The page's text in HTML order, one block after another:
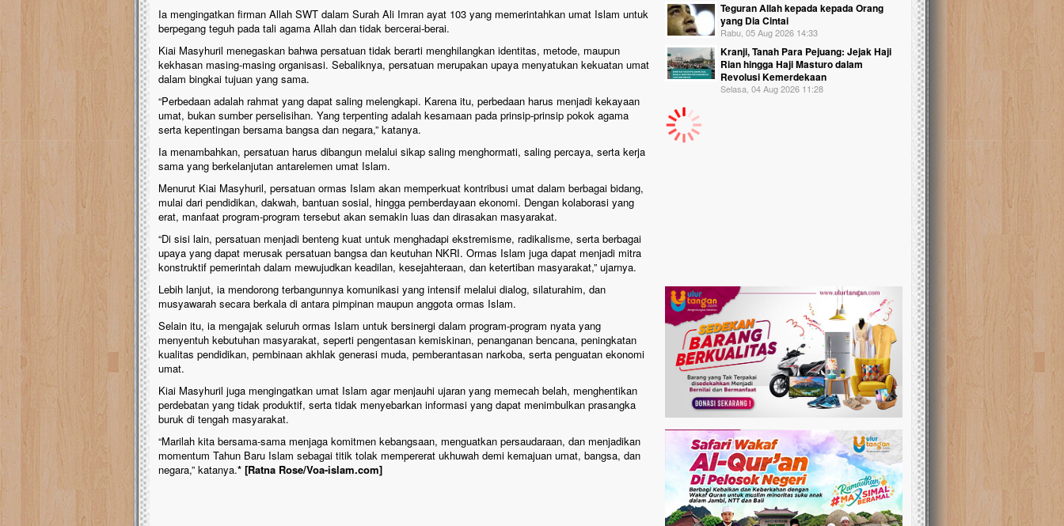
Ia mengingatkan firman Allah SWT dalam Surah Ali Imran ayat 103 yang memerintahkan umat Islam untuk
berpegang teguh pada tali agama Allah dan tidak bercerai-berai.
Kiai Masyhuril menegaskan bahwa persatuan tidak berarti menghilangkan identitas, metode, maupun
kekhasan masing-masing organisasi. Sebaliknya, persatuan merupakan upaya menyatukan kekuatan umat
dalam bingkai tujuan yang sama.
“Perbedaan adalah rahmat yang dapat saling melengkapi. Karena itu, perbedaan harus menjadi kekayaan
umat, bukan sumber perselisihan. Yang terpenting adalah kesamaan pada prinsip-prinsip pokok agama
serta kepentingan bersama bangsa dan negara,” katanya.
Ia menambahkan, persatuan harus dibangun melalui sikap saling menghormati, saling percaya, serta kerja
sama yang berkelanjutan antarelemen umat Islam.
Menurut Kiai Masyhuril, persatuan ormas Islam akan memperkuat kontribusi umat dalam berbagai bidang,
mulai dari pendidikan, dakwah, bantuan sosial, hingga pemberdayaan ekonomi. Dengan kolaborasi yang
erat, manfaat program-program tersebut akan semakin luas dan dirasakan masyarakat.
“Di sisi lain, persatuan menjadi benteng kuat untuk menghadapi ekstremisme, radikalisme, serta berbagai
upaya yang dapat merusak persatuan bangsa dan keutuhan NKRI. Ormas Islam juga dapat menjadi mitra
konstruktif pemerintah dalam mewujudkan keadilan, kesejahteraan, dan ketertiban masyarakat,” ujarnya.
Lebih lanjut, ia mendorong terbangunnya komunikasi yang intensif melalui dialog, silaturahim, dan
musyawarah secara berkala di antara pimpinan maupun anggota ormas Islam.
Selain itu, ia mengajak seluruh ormas Islam untuk bersinergi dalam program-program nyata yang
menyentuh kebutuhan masyarakat, seperti pengentasan kemiskinan, penanganan bencana, peningkatan
kualitas pendidikan, pembinaan akhlak generasi muda, pemberantasan narkoba, serta penguatan ekonomi
umat.
Kiai Masyhuril juga mengingatkan umat Islam agar menjauhi ujaran yang memecah belah, menghentikan
perdebatan yang tidak produktif, serta tidak menyebarkan informasi yang dapat menimbulkan prasangka
buruk di tengah masyarakat.
“Marilah kita bersama-sama menjaga komitmen kebangsaan, menguatkan persaudaraan, dan menjadikan
momentum Tahun Baru Islam sebagai titik tolak mempererat ukhuwah demi kemajuan umat, bangsa, dan
negara,” katanya.* [Ratna Rose/Voa-islam.com]
Teguran Allah kepada kepada Orang
yang Dia Cintai
Rabu, 05 Aug 2026 14:33
Kranji, Tanah Para Pejuang: Jejak Haji
Rian hingga Haji Masturo dalam
Revolusi Kemerdekaan
Selasa, 04 Aug 2026 11:28